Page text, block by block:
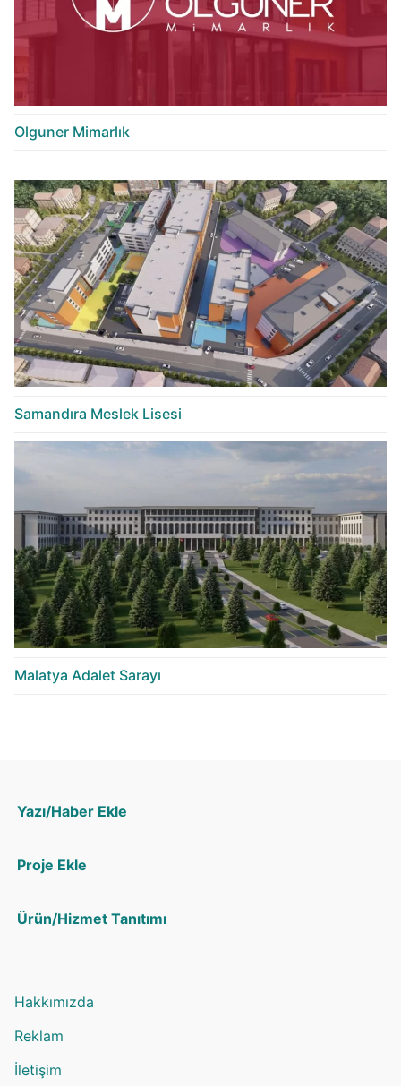
Olguner Mimarlık
Samandıra Meslek Lisesi
Malatya Adalet Sarayı
Yazı/Haber Ekle
Proje Ekle
Ürün/Hizmet Tanıtımı
Hakkımızda
Reklam
İletişim